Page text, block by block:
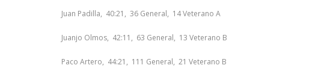
Juan Padilla, 40:21, 36 General, 14 Veterano A
Juanjo Olmos, 42:11, 63 General, 13 Veterano B
Paco Artero, 44:21, 111 General, 21 Veterano B